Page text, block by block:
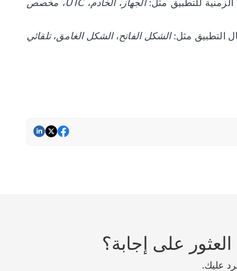
التطبيق مثل:الشكل الفاتح،الشكل الغامق،تلقائي
على إجابة؟
عليك.